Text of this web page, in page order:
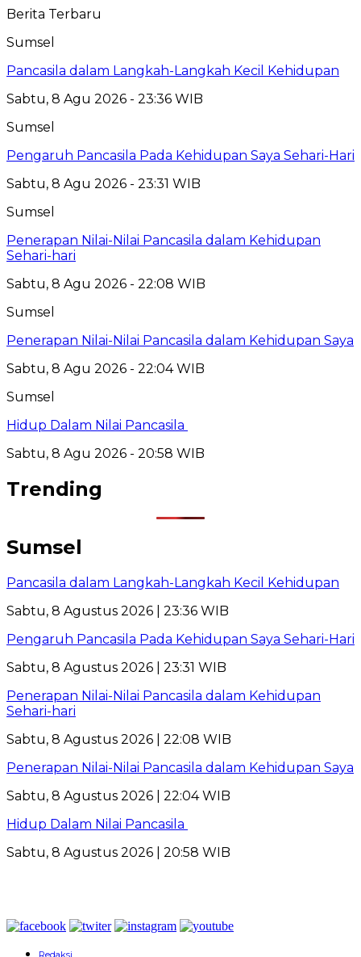
Berita Terbaru
Sumsel
Pancasila dalam Langkah-Langkah Kecil Kehidupan
Sabtu, 8 Agu 2026 - 23:36 WIB
Sumsel
Pengaruh Pancasila Pada Kehidupan Saya Sehari-Hari
Sabtu, 8 Agu 2026 - 23:31 WIB
Sumsel
Penerapan Nilai-Nilai Pancasila dalam Kehidupan
Sehari-hari
Sabtu, 8 Agu 2026 - 22:08 WIB
Sumsel
Penerapan Nilai-Nilai Pancasila dalam Kehidupan Saya
Sabtu, 8 Agu 2026 - 22:04 WIB
Sumsel
Hidup Dalam Nilai Pancasila
Sabtu, 8 Agu 2026 - 20:58 WIB
Trending
Sumsel
Pancasila dalam Langkah-Langkah Kecil Kehidupan
Sabtu, 8 Agustus 2026 | 23:36 WIB
Pengaruh Pancasila Pada Kehidupan Saya Sehari-Hari
Sabtu, 8 Agustus 2026 | 23:31 WIB
Penerapan Nilai-Nilai Pancasila dalam Kehidupan
Sehari-hari
Sabtu, 8 Agustus 2026 | 22:08 WIB
Penerapan Nilai-Nilai Pancasila dalam Kehidupan Saya
Sabtu, 8 Agustus 2026 | 22:04 WIB
Hidup Dalam Nilai Pancasila
Sabtu, 8 Agustus 2026 | 20:58 WIB
Redaksi